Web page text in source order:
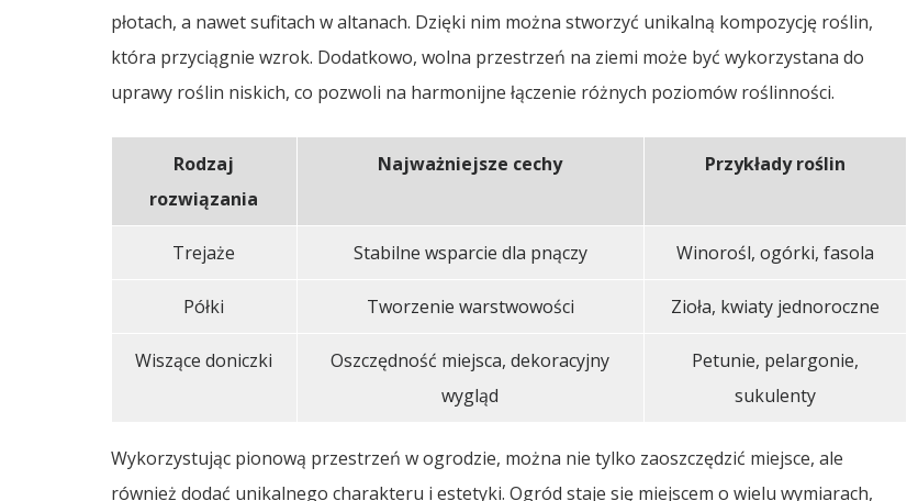
płotach, a nawet sufitach w altanach. Dzięki nim można stworzyć unikalną kompozycję roślin,
która przyciągnie wzrok. Dodatkowo, wolna przestrzeń na ziemi może być wykorzystana do
uprawy roślin niskich, co pozwoli na harmonijne łączenie różnych poziomów roślinności.
Rodzaj
rozwiązania
Najważniejsze cechy Przykłady roślin
Trejaże Stabilne wsparcie dla pnączy Winorośl, ogórki, fasola
Półki Tworzenie warstwowości Zioła, kwiaty jednoroczne
Wiszące doniczki
Oszczędność miejsca, dekoracyjny
wygląd
Petunie, pelargonie,
sukulenty
Wykorzystując pionową przestrzeń w ogrodzie, można nie tylko zaoszczędzić miejsce, ale
również dodać unikalnego charakteru i estetyki. Ogród staje się miejscem o wielu wymiarach,